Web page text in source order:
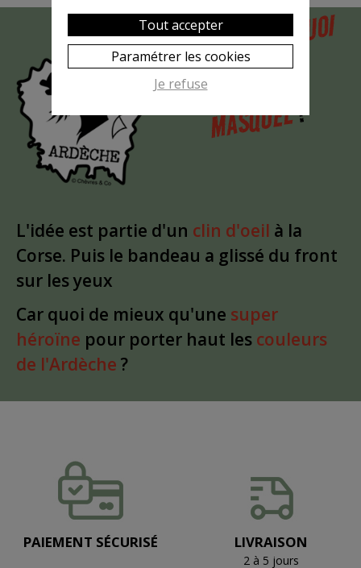
MAISPOURQUOI
LA CHÈVRE
EST-ELLE
MASQUÉE?
L'idée est partie d'un clin d'oeil à la
Corse. Puis le bandeau a glissé du front
sur les yeux
Car quoi de mieux qu'une super
héroïne pour porter haut les couleurs
de l'Ardèche ?
PAIEMENT SÉCURISÉ LIVRAISON
2 à 5 jours
Tout accepter
Paramétrer les cookies
Je refuse